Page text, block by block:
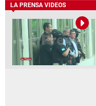
LA PRENSA VIDEOS